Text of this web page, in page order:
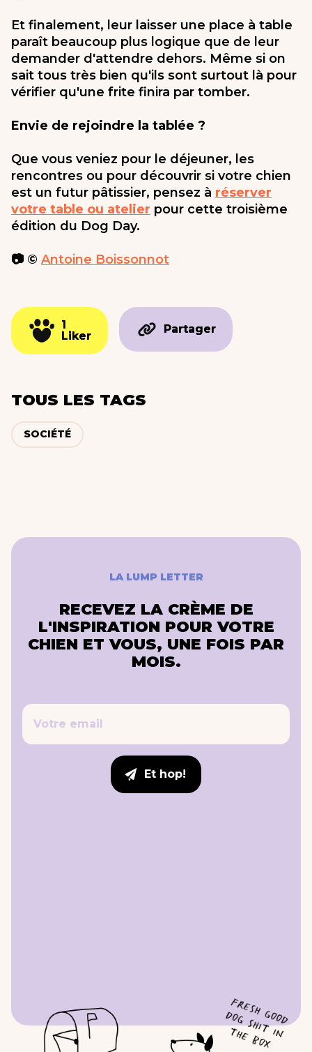
Et finalement, leur laisser une place à table
paraît beaucoup plus logique que de leur
demander d'attendre dehors. Même si on
sait tous très bien qu'ils sont surtout là pour
vérifier qu'une frite finira par tomber.
Envie de rejoindre la tablée ?
Que vous veniez pour le déjeuner, les
rencontres ou pour découvrir si votre chien
est un futur pâtissier, pensez à réserver
votre table ou atelier pour cette troisième
édition du Dog Day.
📷 ©️ Antoine Boissonnot
1
Liker
1
Liker
Partager
Partager
TOUS LES TAGS
SOCIÉTÉ
LA LUMP LETTER
RECEVEZ LA CRÈME DE
L'INSPIRATION POUR VOTRE
CHIEN ET VOUS, UNE FOIS PAR
MOIS.